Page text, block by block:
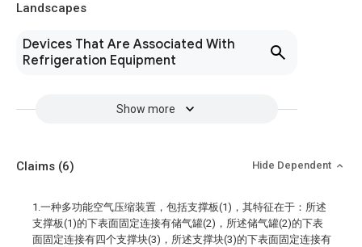
Landscapes
Devices That Are Associated With
Refrigeration Equipment
Show more
Claims (6) Hide Dependent
1.一种多功能空气压缩装置，包括支撑板(1)，其特征在于：所述
支撑板(1)的下表面固定连接有储气罐(2)，所述储气罐(2)的下表
面固定连接有四个支撑块(3)，所述支撑块(3)的下表面固定连接有